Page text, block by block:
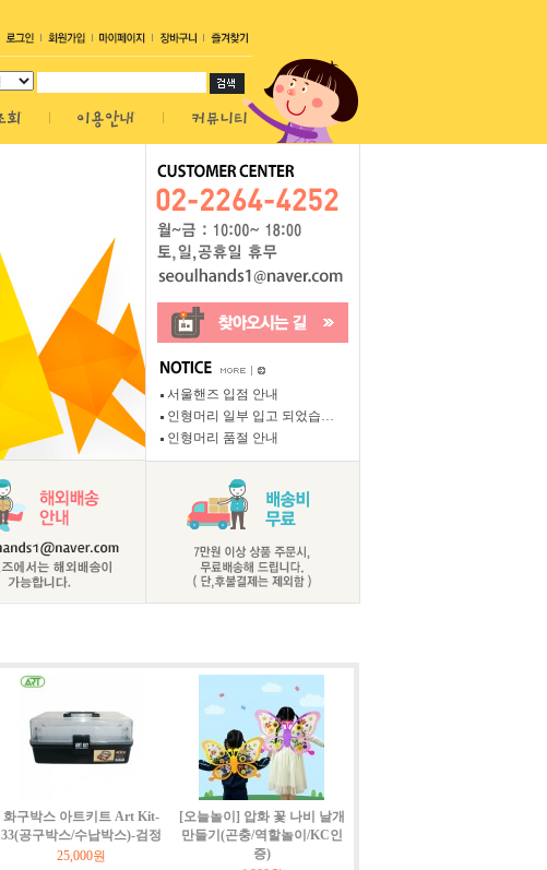
서울핸즈 입점 안내
인형머리 일부 입고 되었습…
인형머리 품절 안내
화구박스 아트키트 Art Kit-
33(공구박스/수납박스)-검정
25,000원
[오늘놀이] 압화 꽃 나비 날개
만들기(곤충/역할놀이/KC인
증)